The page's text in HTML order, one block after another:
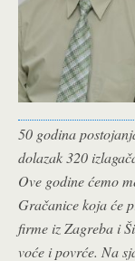
50 godina
dolazak 320
Ove godine ćemo
Gračanice koja će
firme iz Zagreba i
voće i povrće. Na